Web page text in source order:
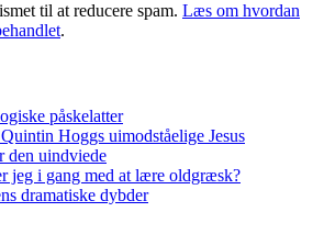
til at reducere spam. Læs om hvordan
.
påskelatter
Hoggs uimodståelige Jesus
den uindviede
jeg i gang med at lære oldgræsk?
dramatiske dybder